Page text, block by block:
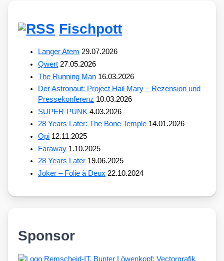
Fischpott
Langer Atem 29.07.2026
Qwert 27.05.2026
The Running Man 16.03.2026
Der Astronaut: Project Hail Mary – Rezension und
Pressekonferenz 10.03.2026
SUPER-PUNK 4.03.2026
28 Years Later: The Bone Temple 14.01.2026
Opi 12.11.2025
Faraway 1.10.2025
28 Years Later 19.06.2025
Joker – Folie à Deux 22.10.2024
Sponsor